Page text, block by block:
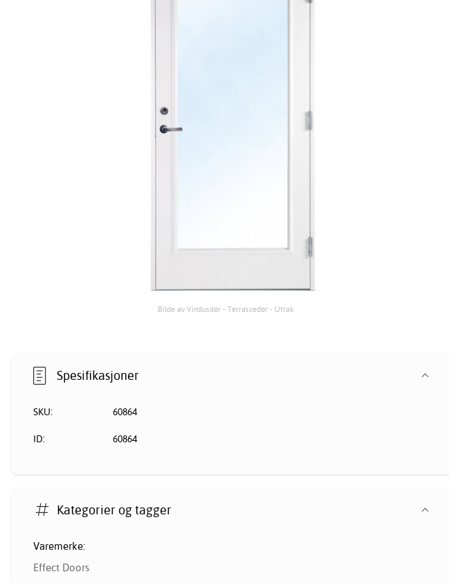
Bilde av Vindusdør - Terrassedør - Uttak
Spesifikasjoner
SKU: 60864
ID: 60864
Kategorier og tagger
Varemerke:
Effect Doors